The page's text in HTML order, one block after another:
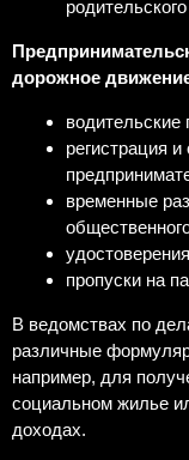
дорожное
водительские
регистрация
временные
пропуски на
В ведомствах по
различные
например, для
социальном жилье
доходах.